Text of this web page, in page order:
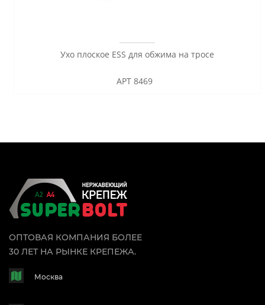
Ухо плоское ESS для обжима на тросе
АРТ 8469
ОПТОВАЯ КОМПАНИЯ БОЛЕЕ
30 ЛЕТ НА РЫНКЕ КРЕПЕЖА.
Москва